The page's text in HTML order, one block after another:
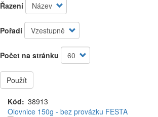
Řazení
Pořadí
Počet na stránku
Použít
Kód
38913
Olovnice 150g - bez provázku FESTA